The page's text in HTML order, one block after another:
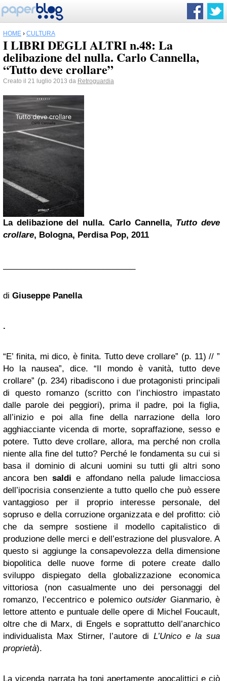
HOME › CULTURA
I LIBRI DEGLI ALTRI n.48: La
delibazione del nulla. Carlo Cannella,
“Tutto deve crollare”
Creato il 21 luglio 2013 da Retroguardia
La delibazione del nulla. Carlo Cannella, Tutto deve
crollare, Bologna, Perdisa Pop, 2011
di Giuseppe Panella
.
“E’ finita, mi dico, è finita. Tutto deve crollare” (p. 11) // ”
Ho la nausea”, dice. “Il mondo è vanità, tutto deve
crollare” (p. 234) ribadiscono i due protagonisti principali
di questo romanzo (scritto con l’inchiostro impastato
dalle parole dei peggiori), prima il padre, poi la figlia,
all’inizio e poi alla fine della narrazione della loro
agghiacciante vicenda di morte, sopraffazione, sesso e
potere. Tutto deve crollare, allora, ma perché non crolla
niente alla fine del tutto? Perché le fondamenta su cui si
basa il dominio di alcuni uomini su tutti gli altri sono
ancora ben saldi e affondano nella palude limacciosa
dell’ipocrisia consenziente a tutto quello che può essere
vantaggioso per il proprio interesse personale, del
sopruso e della corruzione organizzata e del profitto: ciò
che da sempre sostiene il modello capitalistico di
produzione delle merci e dell’estrazione del plusvalore. A
questo si aggiunge la consapevolezza della dimensione
biopolitica delle nuove forme di potere create dallo
sviluppo dispiegato della globalizzazione economica
vittoriosa (non casualmente uno dei personaggi del
romanzo, l’eccentrico e polemico outsider Gianmario, è
lettore attento e puntuale delle opere di Michel Foucault,
oltre che di Marx, di Engels e soprattutto dell’anarchico
individualista Max Stirner, l’autore di L’Unico e la sua
proprietà).
La vicenda narrata ha toni apertamente apocalittici e ciò